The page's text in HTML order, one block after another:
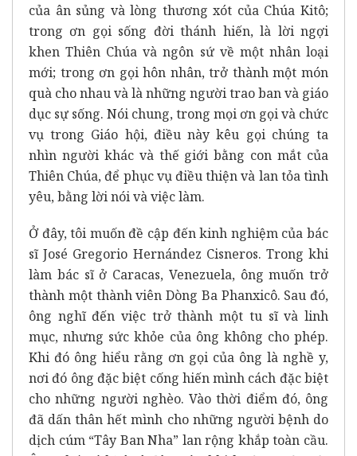
của ân sủng và lòng thương xót của Chúa Kitô;
trong ơn gọi sống đời thánh hiến, là lời ngợi
khen Thiên Chúa và ngôn sứ về một nhân loại
mới; trong ơn gọi hôn nhân, trở thành một món
quà cho nhau và là những người trao ban và giáo
dục sự sống. Nói chung, trong mọi ơn gọi và chức
vụ trong Giáo hội, điều này kêu gọi chúng ta
nhìn người khác và thế giới bằng con mắt của
Thiên Chúa, để phục vụ điều thiện và lan tỏa tình
yêu, bằng lời nói và việc làm.
Ở đây, tôi muốn đề cập đến kinh nghiệm của bác
sĩ José Gregorio Hernández Cisneros. Trong khi
làm bác sĩ ở Caracas, Venezuela, ông muốn trở
thành một thành viên Dòng Ba Phanxicô. Sau đó,
ông nghĩ đến việc trở thành một tu sĩ và linh
mục, nhưng sức khỏe của ông không cho phép.
Khi đó ông hiểu rằng ơn gọi của ông là nghề y,
nơi đó ông đặc biệt cống hiến mình cách đặc biệt
cho những người nghèo. Vào thời điểm đó, ông
đã dấn thân hết mình cho những người bệnh do
dịch cúm “Tây Ban Nha” lan rộng khắp toàn cầu.